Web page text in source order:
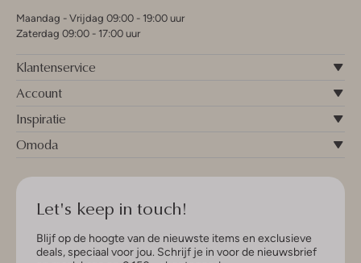
Maandag - Vrijdag 09:00 - 19:00 uur
Zaterdag 09:00 - 17:00 uur
Klantenservice
Account
Inspiratie
Omoda
Let's keep in touch!
Blijf op de hoogte van de nieuwste items en exclusieve
deals, speciaal voor jou. Schrijf je in voor de nieuwsbrief